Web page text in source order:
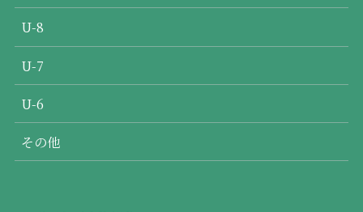
U-8
U-7
U-6
その他